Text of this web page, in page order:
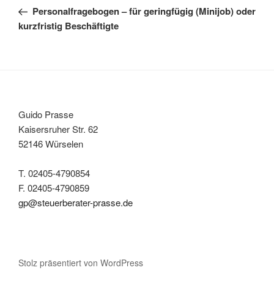
BeitragPersonalfragebogen – für geringfügig (Minijob) oder
kurzfristig Beschäftigte
Guido Prasse
Kaisersruher Str. 62
52146 Würselen
T. 02405-4790854
F. 02405-4790859
gp@steuerberater-prasse.de
Stolz präsentiert von WordPress